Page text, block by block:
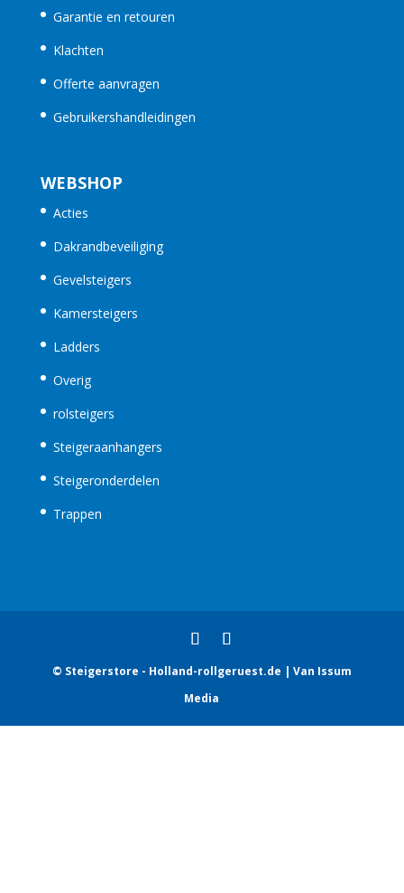
Garantie en retouren
Klachten
Offerte aanvragen
Gebruikershandleidingen
WEBSHOP
Acties
Dakrandbeveiliging
Gevelsteigers
Kamersteigers
Ladders
Overig
rolsteigers
Steigeraanhangers
Steigeronderdelen
Trappen
© Steigerstore - Holland-rollgeruest.de | Van Issum
Media